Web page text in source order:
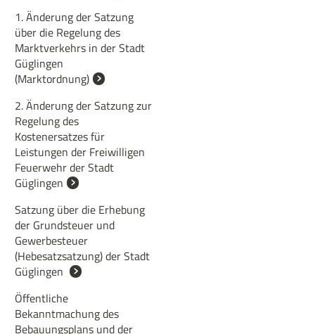
1. Änderung der Satzung
über die Regelung des
Marktverkehrs in der Stadt
Güglingen
(Marktordnung)
2. Änderung der Satzung zur
Regelung des
Kostenersatzes für
Leistungen der Freiwilligen
Feuerwehr der Stadt
Güglingen
Satzung über die Erhebung
der Grundsteuer und
Gewerbesteuer
(Hebesatzsatzung) der Stadt
Güglingen
Öffentliche
Bekanntmachung des
Bebauungsplans und der